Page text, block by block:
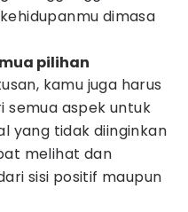
dimasa
pilihan
kamu juga harus
semua aspek untuk
yang tidak diinginkan
melihat dan
sisi positif maupun